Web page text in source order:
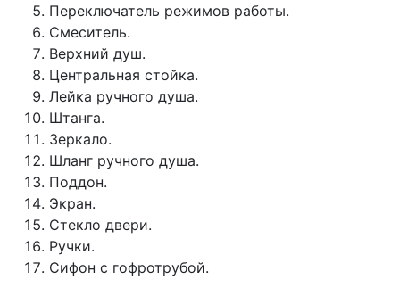
Переключатель режимов работы.
Смеситель.
Верхний душ.
Центральная стойка.
Лейка ручного душа.
Штанга.
Зеркало.
Шланг ручного душа.
Поддон.
Экран.
Стекло двери.
Ручки.
Сифон с гофротрубой.